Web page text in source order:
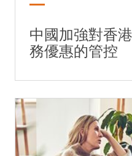
中國加強對香
務優惠的管控